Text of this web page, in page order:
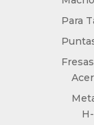
Para
Fresas